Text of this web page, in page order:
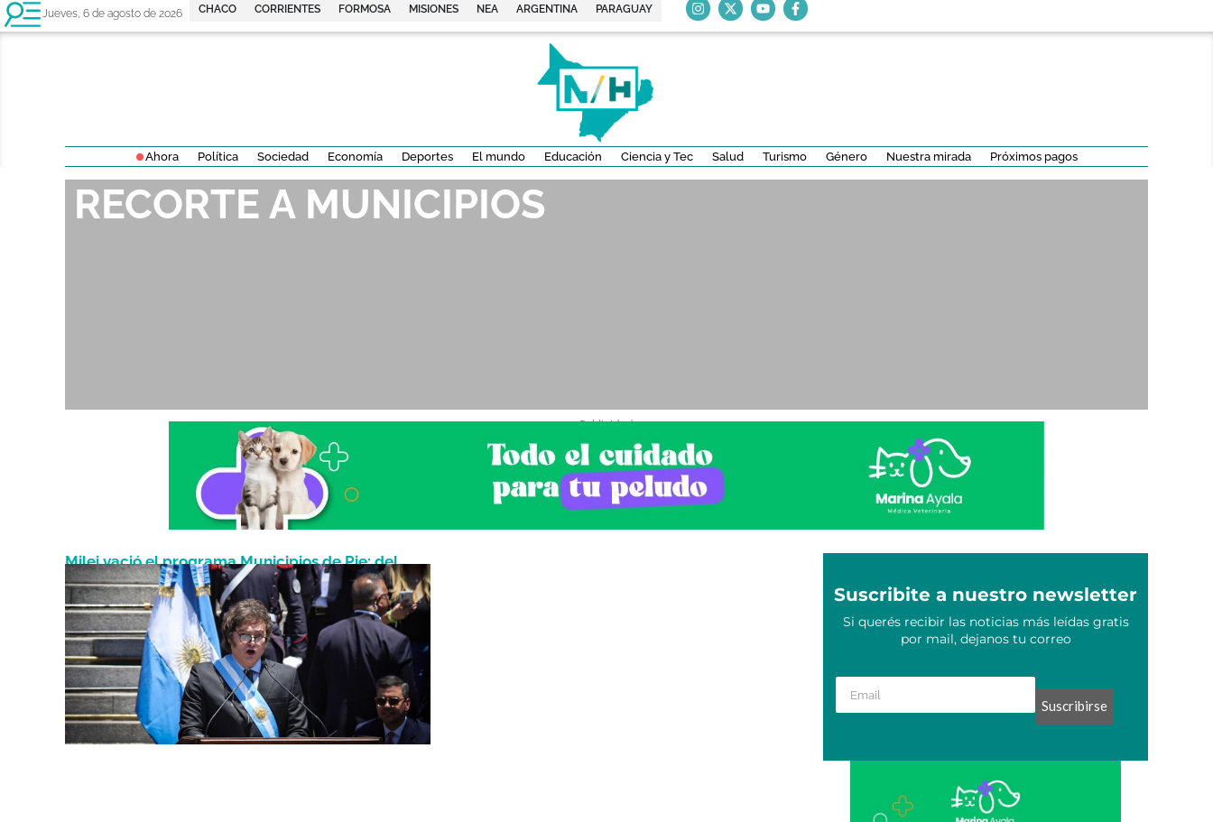
Jueves, 6 de agosto de 2026 CHACO CORRIENTES FORMOSA MISIONES NEA ARGENTINA PARAGUAY
Ahora Política Sociedad Economía Deportes El mundo Educación Ciencia y Tec Salud Turismo Género Nuestra mirada Próximos pagos
RECORTE A MUNICIPIOS
- Publicidad -
Milei vació el programa Municipios de Pie: del
federalismo al castigo político
Mayo 6, 2025
Suscribite a nuestro newsletter
Si querés recibir las noticias más leídas gratis
por mail, dejanos tu correo
Suscribirse